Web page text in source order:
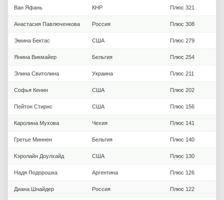
Ван Яфань КНР Плюс 321
Анастасия Павлюченкова Россия Плюс 308
Эмина Бектас США Плюс 279
Янина Викмайер Бельгия Плюс 254
Элина Свитолина Украина Плюс 211
Софья Кенин США Плюс 202
Пейтон Стирнс США Плюс 156
Каролина Мухова Чехия Плюс 141
Гретье Миннен Бельгия Плюс 140
Кэролайн Доулхайд США Плюс 130
Надя Подорошка Аргентина Плюс 126
Диана Шнайдер Россия Плюс 122